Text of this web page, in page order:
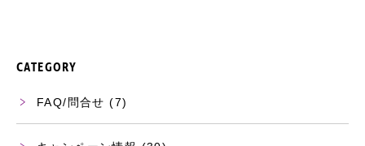
CATEGORY
FAQ/問合せ (7)